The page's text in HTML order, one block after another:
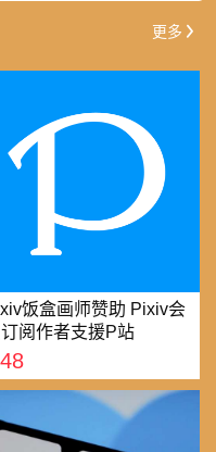
更多
饭盒画师赞助 Pixiv会
订阅作者支援P站
48